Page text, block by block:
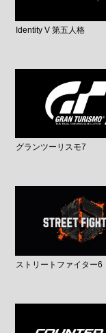
Identity V 第五人格
グランツーリスモ7
ストリートファイター6